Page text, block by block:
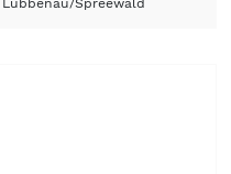
| Lübbenau/Spreewald